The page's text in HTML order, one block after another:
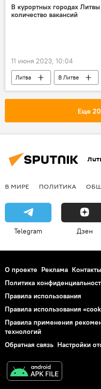
коронавирус
COVID-
В курортных городах Литвы
количество вакансий
11 июня 2023, 10:04
Литва В Литве
Служба занятости
Еще
В МИРЕ ПОЛИТИКА
Telegram Дзен
О проекте Реклама Контакты
Политика
Правила использования
Правила использования
Правила применения
технологий
Обратная связь Настройки